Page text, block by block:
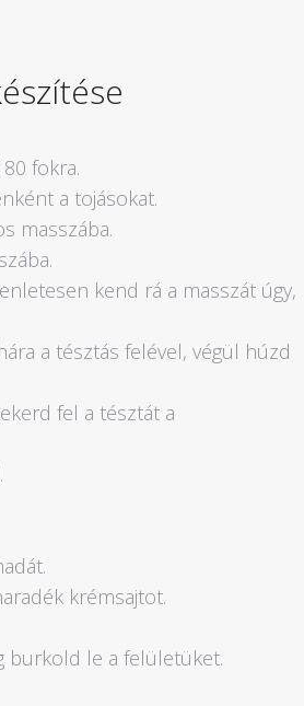
fokra.
a tojásokat.
masszába.
kend rá a masszát úgy,
a tésztás felével, végül húzd
fel a tésztát a
krémsajtot.
burkold le a felületüket.